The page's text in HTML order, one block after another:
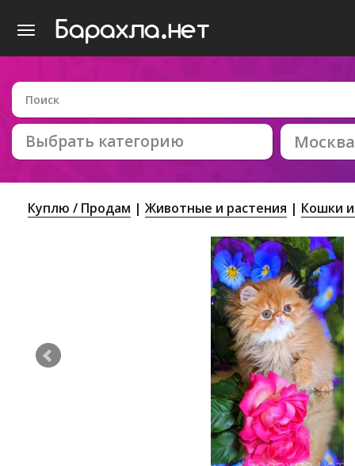
Выбрать категорию Москва
Куплю / Продам Животные и растения Кошки